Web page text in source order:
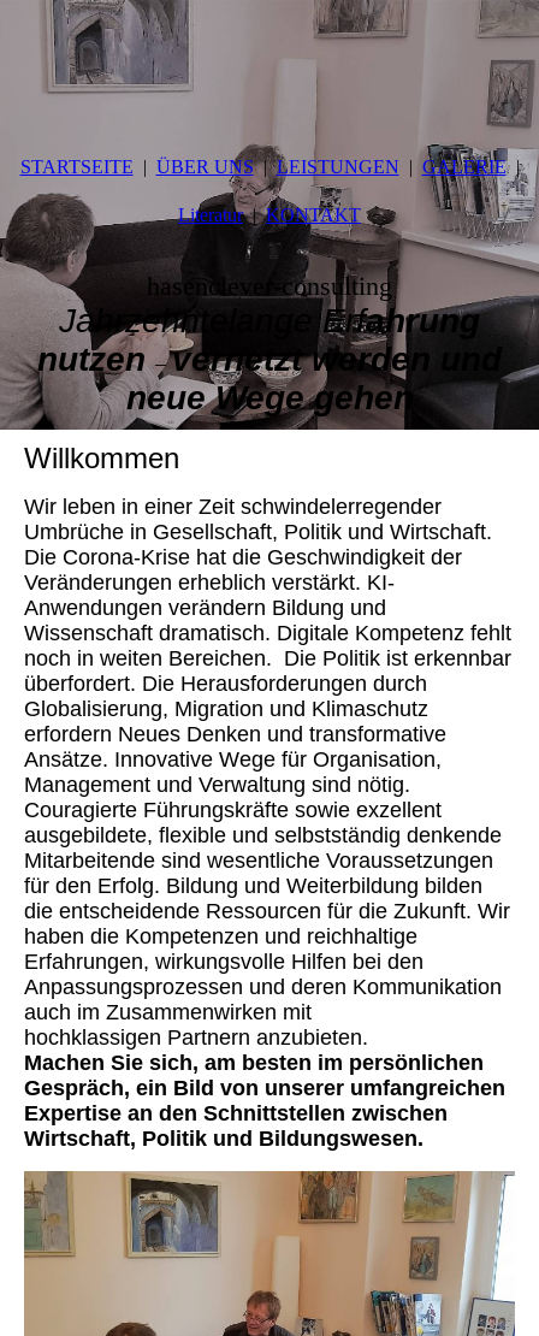
STARTSEITE ÜBER UNS LEISTUNGEN GALERIE
Literatur KONTAKT
hasenclever-consulting
Jahrzehntelange Erfahrung
nutzen–vernetzt werden und
neue Wege gehen
Willkommen
Wir leben in einer Zeit schwindelerregender
Umbrüche in Gesellschaft, Politik und Wirtschaft.
Die Corona-Krise hat die Geschwindigkeit der
Veränderungen erheblich verstärkt. KI-
Anwendungen verändern Bildung und
Wissenschaft dramatisch. Digitale Kompetenz fehlt
noch in weiten Bereichen. Die Politik ist erkennbar
überfordert. Die Herausforderungen durch
Globalisierung, Migration und Klimaschutz
erfordern Neues Denken und transformative
Ansätze. Innovative Wege für Organisation,
Management und Verwaltung sind nötig.
Couragierte Führungskräfte sowie exzellent
ausgebildete, flexible und selbstständig denkende
Mitarbeitende sind wesentliche Voraussetzungen
für den Erfolg. Bildung und Weiterbildung bilden
die entscheidende Ressourcen für die Zukunft. Wir
haben die Kompetenzen und reichhaltige
Erfahrungen, wirkungsvolle Hilfen bei den
Anpassungsprozessen und deren Kommunikation
auch im Zusammenwirken mit
hochklassigen Partnern anzubieten.
Machen Sie sich, am besten im persönlichen
Gespräch, ein Bild von unserer umfangreichen
Expertise an den Schnittstellen zwischen
Wirtschaft, Politik und Bildungswesen.